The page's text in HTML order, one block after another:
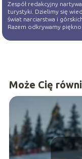
Zespół redakcyjny
turystyki. Dzielimy się
świat narciarstwa i
Razem odkrywamy
Może Cię